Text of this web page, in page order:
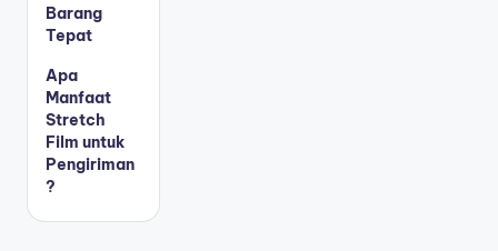
Barang
Tepat
Apa
Manfaat
Stretch
Film untuk
Pengiriman
?